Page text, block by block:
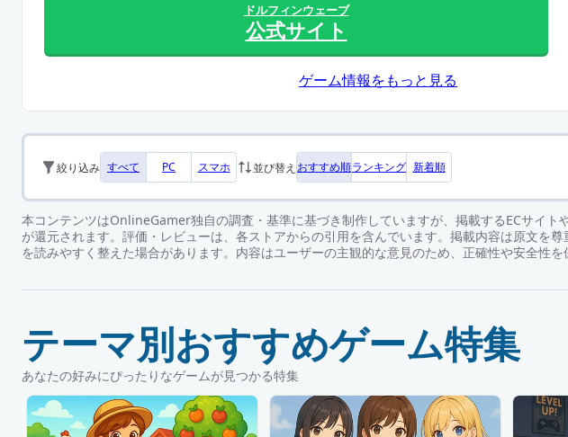
ドルフィンウェーブ
公式サイト
ゲーム情報をもっと見る
絞り込み すべて PC スマホ 並び替え おすすめ順ランキング 新着順
本コンテンツはOnlineGamer独自の調査・基準に基づき制作していますが、掲載するECサイト
が還元されます。評価・レビューは、各ストアからの引用を含んでいます。掲載内容は原文を
を読みやすく整えた場合があります。内容はユーザーの主観的な意見のため、正確性や安全性を
テーマ別おすすめゲーム特集
あなたの好みにぴったりなゲームが見つかる特集